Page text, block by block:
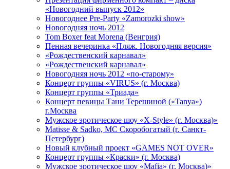
«Новогодний выпуск 2012»
Новогоднее Pre-Party «Zamorozki show»
Новогодняя ночь 2012
Tom Boxer feat Morena (Венгрия)
Пенная вечеринка «Пляж. Новогодняя версия»
«Рождественский карнавал»
«Рождественский карнавал»
Новогодняя ночь 2012 «по-старому»
Концерт группы «VIRUS» (г. Москва)
Концерт группы «Триада»
Концерт певицы Тани Терешиной («Tanya»)
г.Москва
Мужское эротическое шоу «X-Style» (г. Москва)»
Matissе & Sadko, MC Скоробогатый (г. Санкт-
Петербург)
Новый клубный проект «GAMES NOT OVER»
Концерт группы «Краски» (г. Москва)
Мужское эротическое шоу «Mafia» (г. Москва)»